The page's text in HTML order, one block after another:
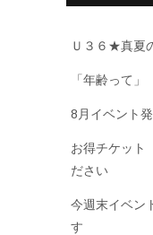
Ｕ３６★真夏
「年齢って」
8月イベント
お得チケット
ださい
今週末イベン
す